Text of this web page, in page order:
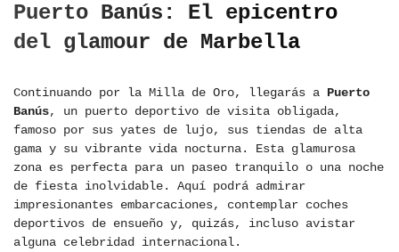
Puerto Banús: El epicentro
del glamour de Marbella
Continuando por la Milla de Oro, llegarás a Puerto
Banús, un puerto deportivo de visita obligada,
famoso por sus yates de lujo, sus tiendas de alta
gama y su vibrante vida nocturna. Esta glamurosa
zona es perfecta para un paseo tranquilo o una noche
de fiesta inolvidable. Aquí podrá admirar
impresionantes embarcaciones, contemplar coches
deportivos de ensueño y, quizás, incluso avistar
alguna celebridad internacional.